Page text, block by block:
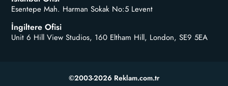
Esentepe Mah. Harman Sokak No:5 Levent
İngiltere Ofisi
Unit 6 Hill View Studios, 160 Eltham Hill, London, SE9 5EA
©2003-2026 Reklam.com.tr